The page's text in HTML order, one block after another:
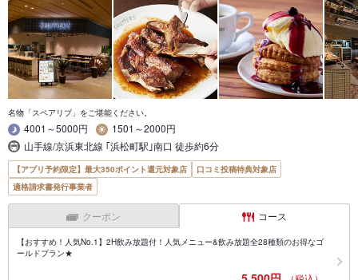
名物「スペアリブ」をご堪能ください。
4001～5000円
1501～2000円
山手線/京浜東北線 ｢浜松町駅｣南口 徒歩約6分
【アプリ予約限定】最大350ポイント還元対象店
口コミ投稿特典対象店
適格請求書発行事業者
クーポン コース
【おすすめ！人気No.1】2H飲み放題付！人気メニュー&飲み放題全28種類のお得なゴ
ールドプラン★